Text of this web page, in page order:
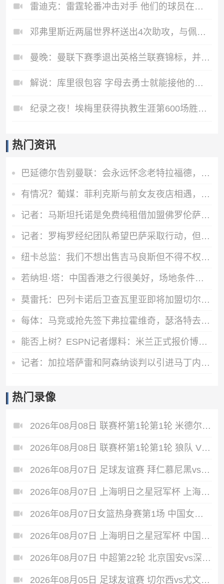
雷迪克：雷霆轮番冲击对手 他们的球员在任何球队都可进常规轮换
邓弗里斯近两届世界杯送出4次助攻，与佩里西奇并列同期最多
曼晚：曼联下赛季退出英格兰联赛锦标，并精简U21梯队规模
解说：库里很包容 字母去勇士就能接他的班 去湖人球不够分
纪录之夜！埃梅里获得执教生涯第600场胜利，已带队1120场比赛
热门资讯
巴延德尔告别曼联：会永远怀念老特拉福德，我的心与你们同在
有情况？葡媒：菲利克斯与前女友夜店相遇，交谈后社媒再次互关
记者：马斯坦托诺是免费纯租借加盟佛罗伦萨，后者承担全额薪水
记者：罗梅罗经纪团队希望巴萨采取行动，但后者首选引进罗德里
纽卡总监：我们不想出售吉马良斯但不得不权衡，他明确说出了意愿
若纳坦·塔：中国香港之行很美好，场地条件一般 但我们踢得不错
莫雷托：巴列卡诺后卫查瓦里亚即将加盟切尔西，很快就会官方宣布
每体：马竞或抢先签下弗拉霍维奇，瑟洛特去留成关键变量
能否上树？ESPN记者爆料：米兰正式报价博卡青年中场帕雷德斯
记者：加拉塔萨雷和阿森纳谈判以引进马丁内利，球员合同明夏到期
热门录像
2026年08月08日 联赛杯第1轮第1轮 米德尔斯堡 VS 雷克瑟姆 全场录像
2026年08月08日 联赛杯第1轮第1轮 狼队 VS 维尔港 全场录像
2026年08月07日 足球友谊赛 拜仁慕尼黑vs阿斯顿维拉 全场录像
2026年08月07日 上海明日之星冠军杯 上海U17 VS 阿森纳U17 全场录像
2026年08月07日女篮热身赛第1场 中国女篮 - 尼日利亚女篮 全场录像
2026年08月07日 上海明日之星冠军杯 中国男足U17 VS 河床U17 全场录像
2026年08月07日 中超第22轮 北京国安vs深圳新鹏城 全场录像
2026年08月05日 足球友谊赛 切尔西vs尤文图斯 全场录像